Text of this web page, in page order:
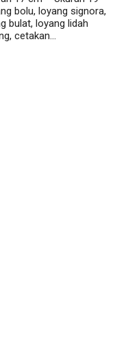
bolu, loyang signora,
bulat, loyang lidah
cetakan…